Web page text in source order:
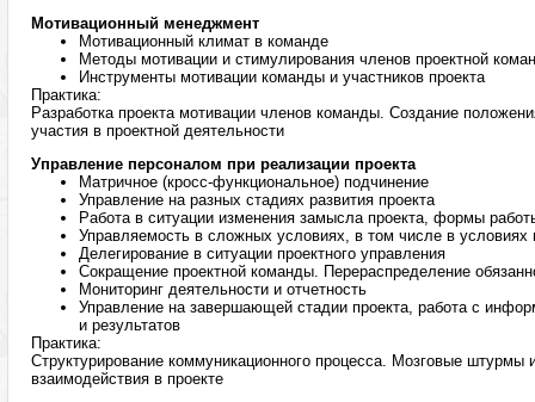
Мотивационный менеджмент
Мотивационный климат в команде
Методы мотивации и стимулирования членов проектной
Инструменты мотивации команды и участников проекта
Практика:
Разработка проекта мотивации членов команды. Создание
участия в проектной деятельности
Управление персоналом при реализации проекта
Матричное (кросс-функциональное) подчинение
Управление на разных стадиях развития проекта
Работа в ситуации изменения замысла проекта, формы
Управляемость в сложных условиях, в том числе в условиях
Делегирование в ситуации проектного управления
Сокращение проектной команды. Перераспределение
Мониторинг деятельности и отчетность
Управление на завершающей стадии проекта, работа с
и результатов
Практика:
Структурирование коммуникационного процесса. Мозговые штурмы
взаимодействия в проекте